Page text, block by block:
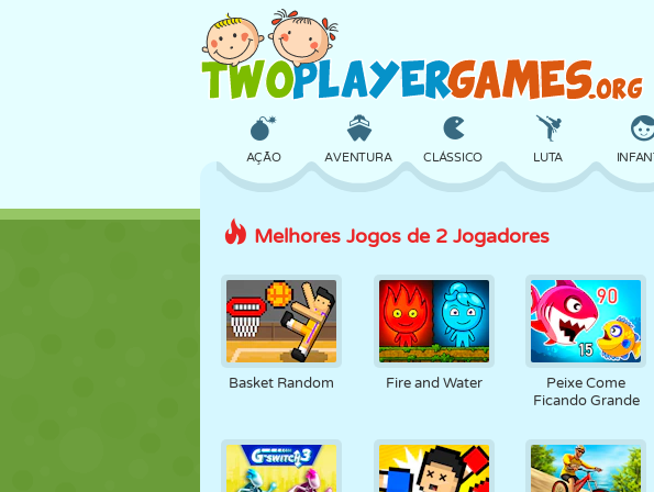
AÇÃO AVENTURA CLÁSSICO LUTA
CASTELO XADREZ CRAZY DEFESA
Melhores Jogos de 2 Jogadores
Basket Random Fire and Water
Peixe Come
Ficando Grande